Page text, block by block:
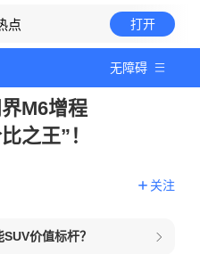
点 打开
无障碍
M6增程
之王”！
关注
价值标杆？